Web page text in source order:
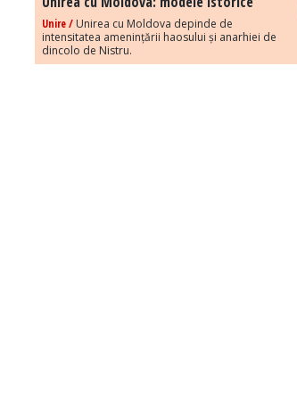
Unire / Unirea cu Moldova depinde de
intensitatea amenințării haosului și anarhiei de
dincolo de Nistru.